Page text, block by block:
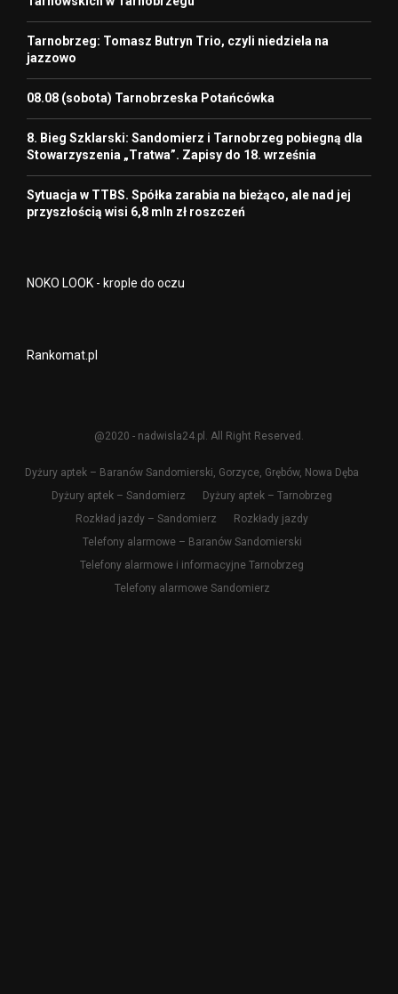
Tarnobrzeg: Tomasz Butryn Trio, czyli niedziela na
jazzowo
08.08 (sobota) Tarnobrzeska Potańcówka
8. Bieg Szklarski: Sandomierz i Tarnobrzeg pobiegną dla
Stowarzyszenia „Tratwa”. Zapisy do 18. września
Sytuacja w TTBS. Spółka zarabia na bieżąco, ale nad jej
przyszłością wisi 6,8 mln zł roszczeń
NOKO LOOK - krople do oczu
Rankomat.pl
@2020 - nadwisla24.pl. All Right Reserved.
Dyżury aptek – Baranów Sandomierski, Gorzyce, Grębów, Nowa Dęba
Dyżury aptek – Sandomierz
Dyżury aptek – Tarnobrzeg
Rozkład jazdy – Sandomierz
Rozkłady jazdy
Telefony alarmowe – Baranów Sandomierski
Telefony alarmowe i informacyjne Tarnobrzeg
Telefony alarmowe Sandomierz